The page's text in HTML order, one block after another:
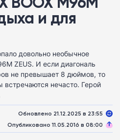
и для
довольно необычное
ZEUS. И если диагональ
не превышает 8 дюймов, то
нечасто. Герой
Обновлено 21.12.2025 в 23:55
Опубликовано 11.05.2016 в 08:00